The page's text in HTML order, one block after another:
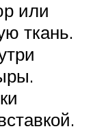
или
ткань.